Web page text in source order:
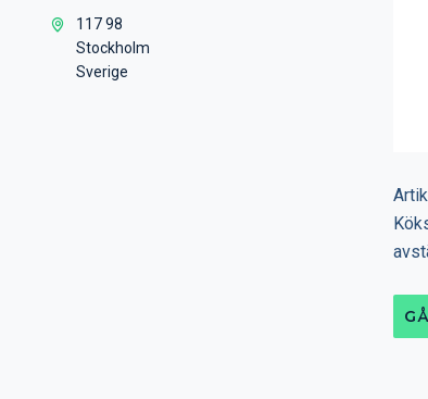
117 98
Stockholm
Sverige